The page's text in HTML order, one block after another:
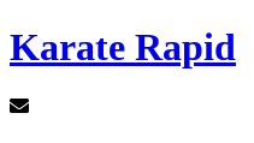
Karate Rapid